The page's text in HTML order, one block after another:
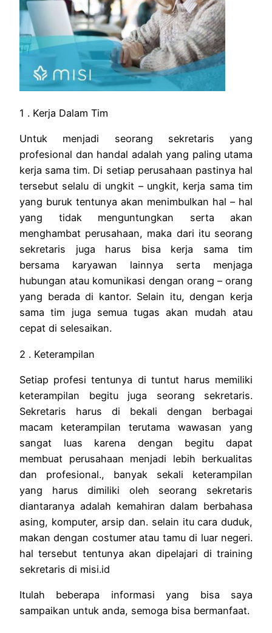
1 . Kerja Dalam Tim
Untuk menjadi seorang sekretaris yang
profesional dan handal adalah yang paling utama
kerja sama tim. Di setiap perusahaan pastinya hal
tersebut selalu di ungkit – ungkit, kerja sama tim
yang buruk tentunya akan menimbulkan hal – hal
yang tidak menguntungkan serta akan
menghambat perusahaan, maka dari itu seorang
sekretaris juga harus bisa kerja sama tim
bersama karyawan lainnya serta menjaga
hubungan atau komunikasi dengan orang – orang
yang berada di kantor. Selain itu, dengan kerja
sama tim juga semua tugas akan mudah atau
cepat di selesaikan.
2 . Keterampilan
Setiap profesi tentunya di tuntut harus memiliki
keterampilan begitu juga seorang sekretaris.
Sekretaris harus di bekali dengan berbagai
macam keterampilan terutama wawasan yang
sangat luas karena dengan begitu dapat
membuat perusahaan menjadi lebih berkualitas
dan profesional., banyak sekali keterampilan
yang harus dimiliki oleh seorang sekretaris
diantaranya adalah kemahiran dalam berbahasa
asing, komputer, arsip dan. selain itu cara duduk,
makan dengan costumer atau tamu di luar negeri.
hal tersebut tentunya akan dipelajari di training
sekretaris di misi.id
Itulah beberapa informasi yang bisa saya
sampaikan untuk anda, semoga bisa bermanfaat.